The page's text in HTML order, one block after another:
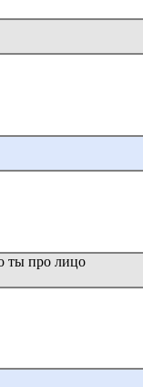
ты про лицо